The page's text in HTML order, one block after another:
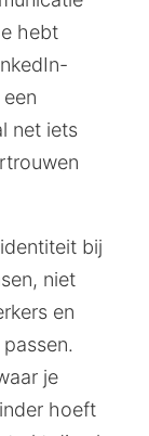
hebt
net iets
bij
niet
en
je
hoeft